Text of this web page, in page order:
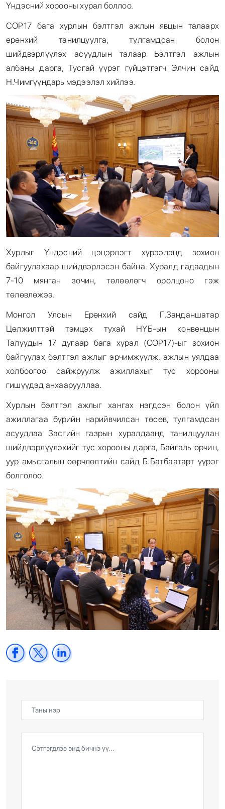
Үндэсний хорооны хурал боллоо.
СОР17 бага хурлын бэлтгэл ажлын явцын талаарх
ерөнхий танилцуулга, тулгамдсан болон
шийдвэрлүүлэх асуудлын талаар Бэлтгэл ажлын
албаны дарга, Тусгай үүрэг гүйцэтгэгч Элчин сайд
Н.Чимгүүндарь мэдээлэл хийлээ.
Хурлыг Үндэсний цэцэрлэгт хүрээлэнд зохион
байгуулахаар шийдвэрлэсэн байна. Хуралд гадаадын
7-10 мянган зочин, төлөөлөгч оролцоно гэж
төлөвлөжээ.
Монгол Улсын Ерөнхий сайд Г.Занданшатар
Цөлжилттэй тэмцэх тухай НҮБ-ын конвенцын
Талуудын 17 дугаар бага хурал (COP17)-ыг зохион
байгуулах бэлтгэл ажлыг эрчимжүүлж, ажлын уялдаа
холбоогоо сайжруулж ажиллахыг тус хорооны
гишүүдэд анхаарууллаа.
Хурлын бэлтгэл ажлыг хангах нэгдсэн болон үйл
ажиллагаа бүрийн нарийвчилсан төсөв, тулгамдсан
асуудлаа Засгийн газрын хуралдаанд танилцуулан
шийдвэрлүүлэхийг тус хорооны дарга, Байгаль орчин,
уур амьсгалын өөрчлөлтийн сайд Б.Батбаатарт үүрэг
болголоо.